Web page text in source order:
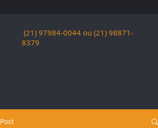
(21) 97984-0044 ou (21) 98871-
8379
Post